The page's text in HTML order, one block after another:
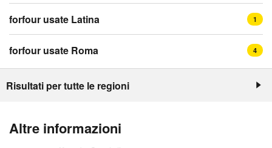
forfour usate Latina 1
forfour usate Roma 4
Risultati per tutte le regioni
Altre informazioni